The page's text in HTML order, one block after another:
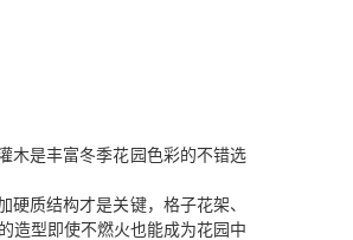
木是丰富冬季花园色彩的不错选
质结构才是关键，格子花架、
造型即使不燃火也能成为花园中